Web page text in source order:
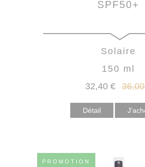
SPF50+
Solaire
150 ml
32,40 € 36,00
Détail
PROMOTION